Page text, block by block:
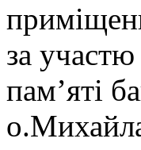
за
пам’яті